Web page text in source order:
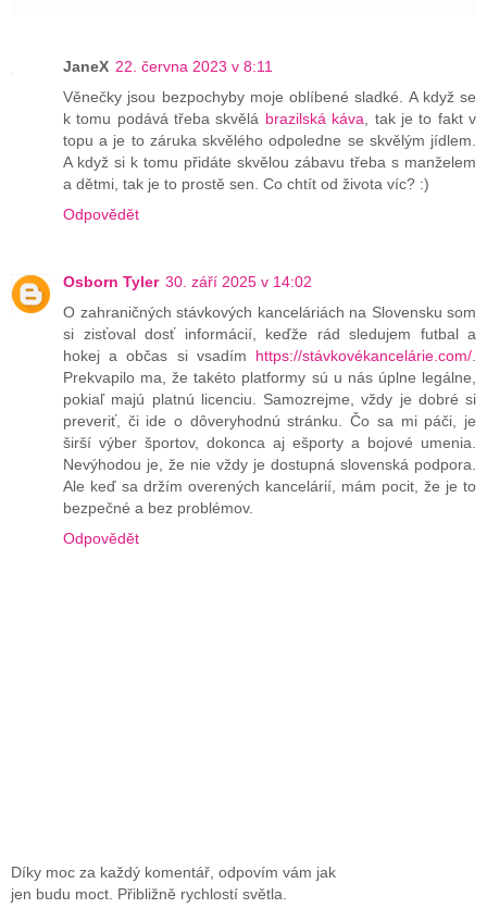
JaneX 22. června 2023 v 8:11
Věnečky jsou bezpochyby moje oblíbené sladké. A když se
k tomu podává třeba skvělá brazilská káva , tak je to fakt v
topu a je to záruka skvělého odpoledne se skvělým jídlem.
A když si k tomu přidáte skvělou zábavu třeba s manželem
a dětmi, tak je to prostě sen. Co chtít od života víc? :)
Odpovědět
Osborn Tyler 30. září 2025 v 14:02
O zahraničných stávkových kanceláriách na Slovensku som
si zisťoval dosť informácií, keďže rád sledujem futbal a
hokej a občas si vsadím https://stávkovékancelárie.com/
Prekvapilo ma, že takéto platformy sú u nás úplne legálne,
pokiaľ majú platnú licenciu. Samozrejme, vždy je dobré si
preveriť, či ide o dôveryhodnú stránku. Čo sa mi páči, je
širší výber športov, dokonca aj ešporty a bojové umenia.
Nevýhodou je, že nie vždy je dostupná slovenská podpora.
Ale keď sa držím overených kancelárií, mám pocit, že je to
bezpečné a bez problémov.
Odpovědět
Díky moc za každý komentář, odpovím vám jak
jen budu moct. Přibližně rychlostí světla.